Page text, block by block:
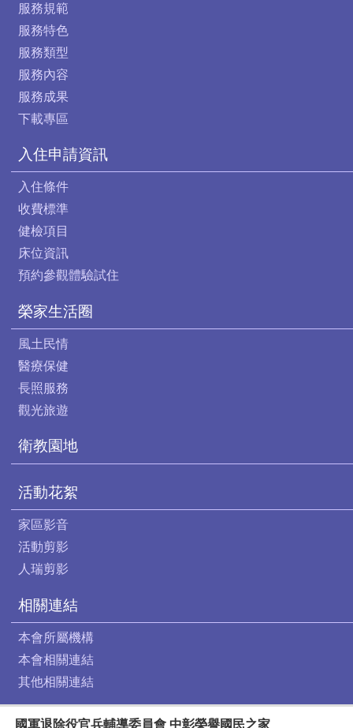
服務規範
服務特色
服務類型
服務內容
服務成果
下載專區
入住申請資訊
入住條件
收費標準
健檢項目
床位資訊
預約參觀體驗試住
榮家生活圈
風土民情
醫療保健
長照服務
觀光旅遊
衛教園地
活動花絮
家區影音
活動剪影
人瑞剪影
相關連結
本會所屬機構
本會相關連結
其他相關連結
國軍退除役官兵輔導委員會 中彰榮譽國民之家